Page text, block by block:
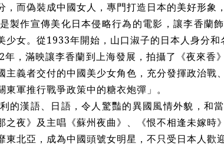
，而偽裝成中國女人，專門打造日本的美好形象
製作宣傳美化日本侵略行為的電影，讓李香蘭
少女。從1933年開始，山口淑子的日本人身分和
，滿映讓李香蘭到上海發展，拍攝了《夜來香
主義者交付的中國美少女角色，充分發揮政治戰
東軍推行戰爭政策中的糖衣炮彈」。
的漢語、日語，令人驚豔的異國風情外貌，和
之夜》及主唱《蘇州夜曲》、《恨不相逢未嫁時
東北亞，成為中國頭號女明星，不只受日本人歡